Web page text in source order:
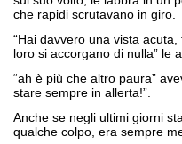
che rapidi scrutavano in giro.
“Hai davvero una vista
loro si accorgano di nulla” le
“ah è più che altro paura”
stare sempre in allerta!”.
Anche se negli ultimi giorni
qualche colpo, era sempre